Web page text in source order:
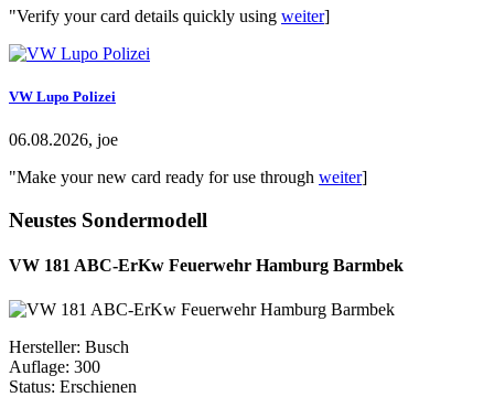
"Verify your card details quickly using weiter]
VW Lupo Polizei
06.08.2026, joe
"Make your new card ready for use through weiter]
Neustes Sondermodell
VW 181 ABC-ErKw Feuerwehr Hamburg Barmbek
Hersteller: Busch
Auflage: 300
Status: Erschienen